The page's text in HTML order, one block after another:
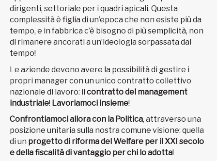
dirigenti, settoriale per i quadri apicali. Questa
complessità è figlia di un’epoca che non esiste più da
tempo, e in fabbrica c’è bisogno di più semplicità, non
di rimanere ancorati a un’ideologia sorpassata dal
tempo!
Le aziende devono avere la possibilità di gestire i
propri manager con un unico contratto collettivo
nazionale di lavoro: il contratto del management
industriale! Lavoriamoci insieme!
Confrontiamoci allora con la Politica, attraverso una
posizione unitaria sulla nostra comune visione: quella
di un progetto di riforma del Welfare per il XXI secolo
e della fiscalità di vantaggio per chi lo adotta!